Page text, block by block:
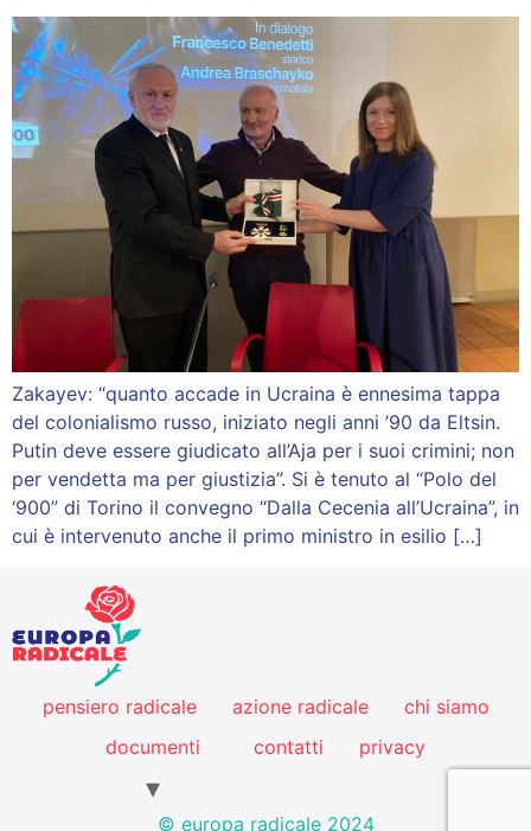
Zakayev: “quanto accade in Ucraina è ennesima tappa
del colonialismo russo, iniziato negli anni ’90 da Eltsin.
Putin deve essere giudicato all’Aja per i suoi crimini; non
per vendetta ma per giustizia”. Si è tenuto al “Polo del
‘900” di Torino il convegno “Dalla Cecenia all’Ucraina”, in
cui è intervenuto anche il primo ministro in esilio […]
pensiero radicale azione radicale
chi siamo
documenti
contatti privacy
© europa radicale 2024